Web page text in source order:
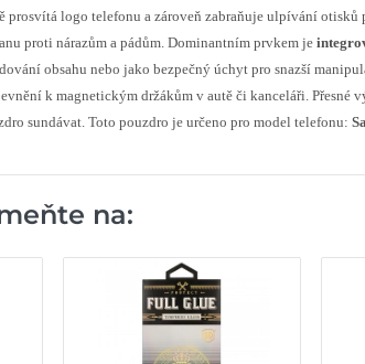
prosvítá logo telefonu a zároveň zabraňuje ulpívání otisků
proti nárazům a pádům. Dominantním prvkem je
obsahu nebo jako bezpečný úchyt pro snazší
k magnetickým držákům v autě či kanceláři.
sundávat. Toto pouzdro je určeno pro model telefonu:
na: